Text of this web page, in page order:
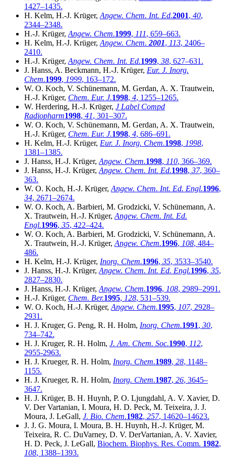
1427–1435.
H. Kelm, H.-J. Krüger, Angew. Chem. Int. Ed.2001, 40,
2344–2348.
H.-J. Krüger, Angew. Chem.1999, 111, 659–663.
H. Kelm, H.-J. Krüger, Angew. Chem. 2001, 113, 2406–
2410.
H.-J. Krüger, Angew. Chem. Int. Ed.1999, 38, 627–631.
J. Hanss, A. Beckmann, H.-J. Krüger, Eur. J. Inorg.
Chem.1999, 1999, 163–172.
W. O. Koch, V. Schünemann, M. Gerdan, A. X. Trautwein,
H.-J. Krüger, Chem. Eur. J.1998, 4, 1255–1265.
W. Herdering, H.-J. Krüger, J Label Compd
Radiopharm1998, 41, 301–307.
W. O. Koch, V. Schünemann, M. Gerdan, A. X. Trautwein,
H.-J. Krüger, Chem. Eur. J.1998, 4, 686–691.
H. Kelm, H.-J. Krüger, Eur. J. Inorg. Chem.1998, 1998,
1381–1385.
J. Hanss, H.-J. Krüger, Angew. Chem.1998, 110, 366–369.
J. Hanss, H.-J. Krüger, Angew. Chem. Int. Ed.1998, 37, 360–
363.
W. O. Koch, H.-J. Krüger, Angew. Chem. Int. Ed. Engl.1996,
34, 2671–2674.
W. O. Koch, A. Barbieri, M. Grodzicki, V. Schünemann, A.
X. Trautwein, H.-J. Krüger, Angew. Chem. Int. Ed.
Engl.1996, 35, 422–424.
W. O. Koch, A. Barbieri, M. Grodzicki, V. Schünemann, A.
X. Trautwein, H.-J. Krüger, Angew. Chem.1996, 108, 484–
486.
H. Kelm, H.-J. Krüger, Inorg. Chem.1996, 35, 3533–3540.
J. Hanss, H.-J. Krüger, Angew. Chem. Int. Ed. Engl.1996, 35,
2827–2830.
J. Hanss, H.-J. Krüger, Angew. Chem.1996, 108, 2989–2991.
H.-J. Krüger, Chem. Ber.1995, 128, 531–539.
W. O. Koch, H.-J. Krüger, Angew. Chem.1995, 107, 2928–
2931.
H. J. Kruger, G. Peng, R. H. Holm, Inorg. Chem.1991, 30,
734–742.
H. J. Kruger, R. H. Holm, J. Am. Chem. Soc.1990, 112,
2955-2963.
H. J. Krueger, R. H. Holm, Inorg. Chem.1989, 28, 1148–
1155.
H. J. Krueger, R. H. Holm, Inorg. Chem.1987, 26, 3645–
3647.
H. J. Krüger, B. H. Huynh, P. O. Ljungdahl, A. V. Xavier, D.
V. Der Vartanian, I. Moura, H. D. Peck, M. Teixeira, J. J.
Moura, J. LeGall, J. Bio. Chem.1982, 257, 14620–14623.
J. J. G. Moura, I. Moura, B. H. Huynh, H.-J. Krüger, M.
Teixeira, R. C. DuVarney, D. V. DerVartanian, A. V. Xavier,
H. D. Peck, J. LeGall, Biochem. Biophys. Res. Comm. 1982,
108, 1388–1393.